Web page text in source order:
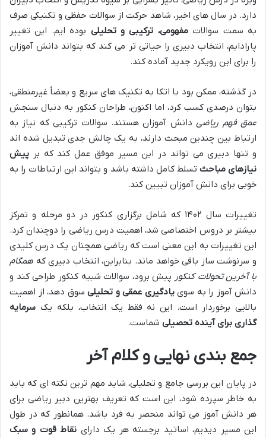
دارد. در سال های اخیر، شاهد حرکت از سوالات حفظی و تکنیکی صرف
به سمت سوالاتمفهومی، ترکیبی و تحلیلی بوده ایم. این تغییر
پارادایم، انتخاب دبیری را حیاتی تر می کند که بتواند دانش آموزان
را برای این رویکرد جدید آماده کند.
در گذشته، ممکن بود با اتکا به تکنیک های سریع و بعضاً غیرمنطقی،
بتوان درصدی کسب کرد، اما اکنون، طراحان کنکور به دنبال سنجش
عمق فهم ریاضیدانش آموزان هستند. سوالات ترکیبی که نیاز به
ارتباط بین چندین مبحث دارند، به یک چالش جدی تبدیل شده اند
و تنها دبیری می تواند در این مسیر موفق عمل کند که بر پیش
نیازهای مباحث تسلط کامل داشته باشد و بتواند این ارتباطات را به
خوبی برای دانش آموزان تبیین کند.
تغییرات سال ۱۴۰۲ که شامل برگزاری کنکور در دو مرحله و تمرکز
بیشتر بر دروس اختصاصی شد، اهمیت درس ریاضی را دوچندان کرد.
این تغییرات به این معنی است که ریاضی همچنان یک درس کلیدی
و سرنوشت ساز باقی خواهد ماند. بنابراین، انتخاب دبیری که همگام
با آخرین تحولات کنکور پیش برود، سوالات شبیه کنکور طراحی کند و
دانش آموز را به سوییادگیری عمقی و تحلیلی سوق دهد، از اهمیت
بالایی برخوردار است. این نه فقط یک انتخاب، بلکه یک سرمایه
گذاری برای آینده تحصیلی شماست.
جمع بندی نهایی و کلام آخر
در پایان این بررسی جامع و تحلیلی، شاید مهم ترین نکته ای که باید
به خاطر سپرده شود، این است که تعریف بهترین دبیر ریاضی برای
هر دانش آموز می تواند منحصر به فرد باشد. همانطور که در طول
این مسیر دیدیم، اساتید برجسته هر یک دارای نقاط قوت و سبک